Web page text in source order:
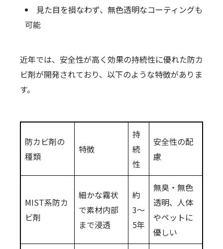
見た目を損なわず、無色透明なコーティングも
可能
近年では、安全性が高く効果の持続性に優れた防カ
ビ剤が開発されており、以下のような特徴がありま
す。
防カビ剤の
種類
特徴
持
続
性
安全性の配
慮
MIST系防カ
ビ剤
細かな霧状
で素材内部
まで浸透
約
3〜
5年
無臭・無色
透明、人体
やペットに
優しい